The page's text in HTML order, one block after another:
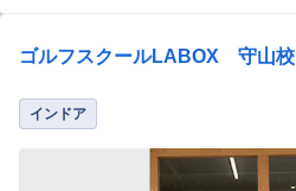
ゴルフスクールLABOX 守山校
インドア